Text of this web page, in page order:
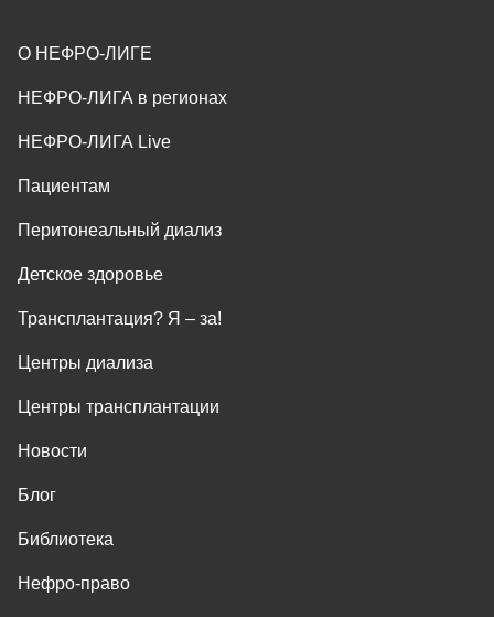
О НЕФРО-ЛИГЕ
НЕФРО-ЛИГА в регионах
НЕФРО-ЛИГА Live
Пациентам
Перитонеальный диализ
Детское здоровье
Трансплантация? Я ‒ за!
Центры диализа
Центры трансплантации
Новости
Блог
Библиотека
Нефро-право